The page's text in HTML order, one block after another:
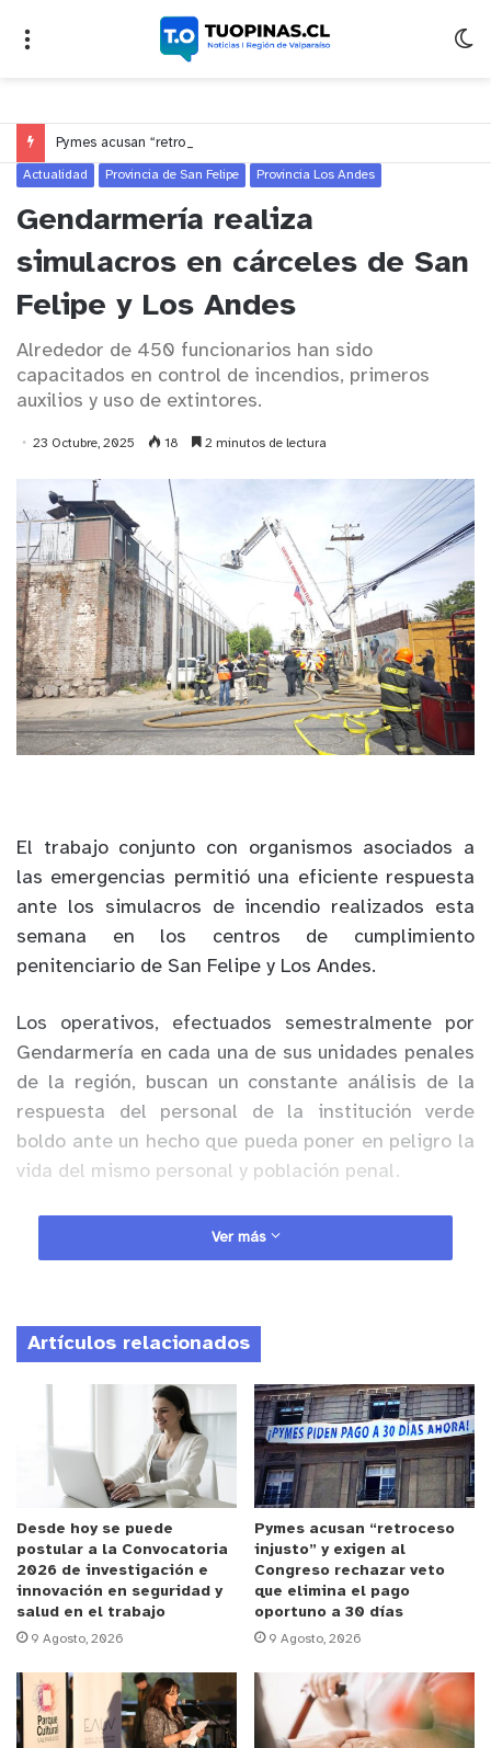
Actualidad Provincia de San Felipe Provincia Los Andes
Gendarmería realiza
simulacros en cárceles de San
Felipe y Los Andes
Alrededor de 450 funcionarios han sido
capacitados en control de incendios, primeros
auxilios y uso de extintores.
23 Octubre, 2025 18 2 minutos de lectura
El trabajo conjunto con organismos asociados a
las emergencias permitió una eficiente respuesta
ante los simulacros de incendio realizados esta
semana en los centros de cumplimiento
penitenciario de San Felipe y Los Andes.
Los operativos, efectuados semestralmente por
Gendarmería en cada una de sus unidades penales
de la región, buscan un constante análisis de la
respuesta del personal de la institución verde
boldo ante un hecho que pueda poner en peligro la
vida del mismo personal y población penal.
Anuncio Patrocinado
El primer simulacro se llevó a cabo este martes en
alerta a las 15:47 horas y de inmediato los
funcionarios se dirigieron a sus puestos para
contener a la población penal y reforzar la
seguridad del establecimiento. Mientras esto
sucedía, contingente de la Brigada Especial Contra
Incendios (BECI) del mismo recinto se equipaba e
instantes más tarde ingresaba al patio de
condenados, donde se encontraba el foco de
incendio.
El jefe del Centro, teniente coronel Carlos Ortiz
Sánchez, detalló que el ejercicio consistió en un
“simulacro de incendio, el cual se realizó en uno de
los pabellones de la población penal condenada, la
cual fue desalojada por el personal de servicio.
Ver más
Artículos relacionados
Desde hoy se puede
postular a la Convocatoria
2026 de investigación e
innovación en seguridad y
salud en el trabajo
9 Agosto, 2026
Pymes acusan “retroceso
injusto” y exigen al
Congreso rechazar veto
que elimina el pago
oportuno a 30 días
9 Agosto, 2026